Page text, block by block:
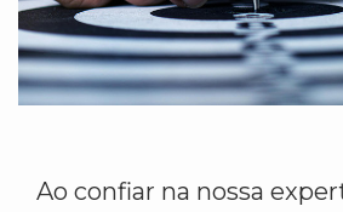
Ao confiar na nossa